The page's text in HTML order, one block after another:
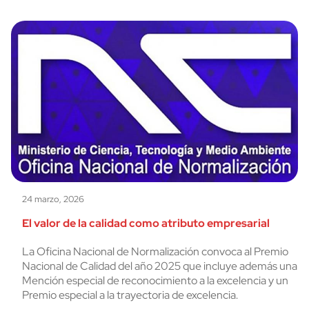
24 marzo, 2026
El valor de la calidad como atributo empresarial
La Oficina Nacional de Normalización convoca al Premio
Nacional de Calidad del año 2025 que incluye además una
Mención especial de reconocimiento a la excelencia y un
Premio especial a la trayectoria de excelencia.